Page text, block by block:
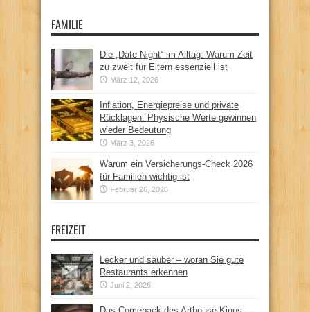
FAMILIE
Die „Date Night“ im Alltag: Warum Zeit
zu zweit für Eltern essenziell ist
März 12, 2026
Inflation, Energiepreise und private
Rücklagen: Physische Werte gewinnen
wieder Bedeutung
März 3, 2026
Warum ein Versicherungs-Check 2026
für Familien wichtig ist
Februar 26, 2026
FREIZEIT
Lecker und sauber – woran Sie gute
Restaurants erkennen
Juni 2, 2026